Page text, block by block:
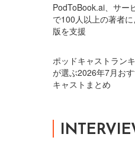
PodToBook.ai、サー
で100人以上の著者
版を支援
ポッドキャストラン
が選ぶ2026年7月お
キャストまとめ